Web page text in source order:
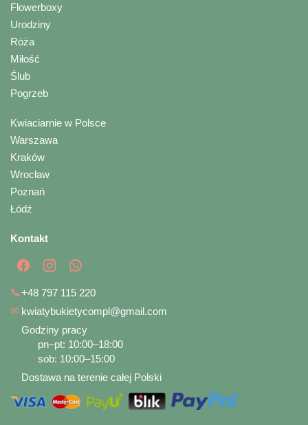
Flowerboxy
Urodziny
Róża
Miłość
Ślub
Pogrzeb
Kwiaciarnie w Polsce
Warszawa
Kraków
Wrocław
Poznań
Łódź
Kontakt
📞+48 797 115 220
✉ kwiatybukietycompl@gmail.com
Godziny pracy
pn–pt: 10:00–18:00
sob: 10:00–15:00
Dostawa na terenie całej Polski